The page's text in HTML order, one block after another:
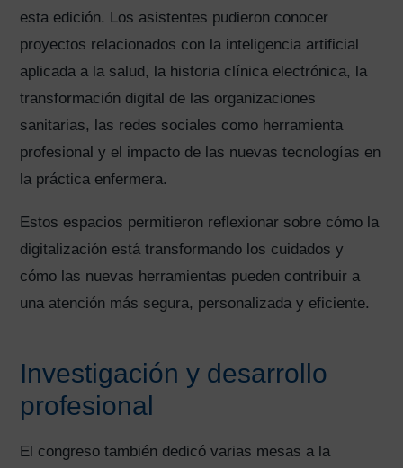
esta edición. Los asistentes pudieron conocer
proyectos relacionados con la inteligencia artificial
aplicada a la salud, la historia clínica electrónica, la
transformación digital de las organizaciones
sanitarias, las redes sociales como herramienta
profesional y el impacto de las nuevas tecnologías en
la práctica enfermera.
Estos espacios permitieron reflexionar sobre cómo la
digitalización está transformando los cuidados y
cómo las nuevas herramientas pueden contribuir a
una atención más segura, personalizada y eficiente.
Investigación y desarrollo
profesional
El congreso también dedicó varias mesas a la